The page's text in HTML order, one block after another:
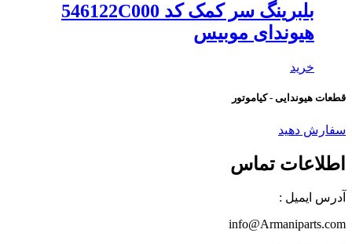
بلبرینگ سر کمک کد 546122C000
هیوندای موبیس
خرید
قطعات هیوندایی - کیاموتور
سفارش دهید
اطلاعات تماس
آدرس ایمیل :
info@Armaniparts.com